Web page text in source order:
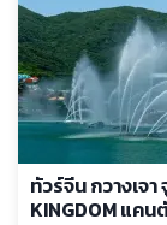
ทัวร์จีน กวางเจา
KINGDOM แคน